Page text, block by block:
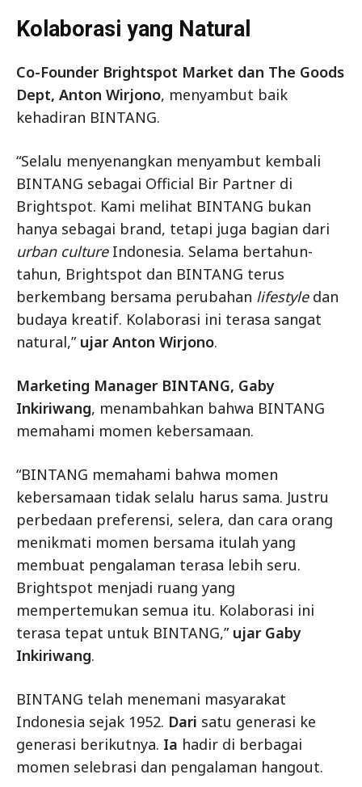
Kolaborasi yang Natural
Co-Founder Brightspot Market dan The Goods
Dept, Anton Wirjono, menyambut baik
kehadiran BINTANG.
“Selalu menyenangkan menyambut kembali
BINTANG sebagai Official Bir Partner di
Brightspot. Kami melihat BINTANG bukan
hanya sebagai brand, tetapi juga bagian dari
urban cultureIndonesia. Selama bertahun-
tahun, Brightspot dan BINTANG terus
berkembang bersama perubahan lifestyledan
budaya kreatif. Kolaborasi ini terasa sangat
natural,” ujar Anton Wirjono.
Marketing Manager BINTANG, Gaby
Inkiriwang, menambahkan bahwa BINTANG
memahami momen kebersamaan.
“BINTANG memahami bahwa momen
kebersamaan tidak selalu harus sama. Justru
perbedaan preferensi, selera, dan cara orang
menikmati momen bersama itulah yang
membuat pengalaman terasa lebih seru.
Brightspot menjadi ruang yang
mempertemukan semua itu. Kolaborasi ini
terasa tepat untuk BINTANG,” ujar Gaby
Inkiriwang.
BINTANG telah menemani masyarakat
Indonesia sejak 1952. Dari satu generasi ke
generasi berikutnya. Ia hadir di berbagai
momen selebrasi dan pengalaman hangout.